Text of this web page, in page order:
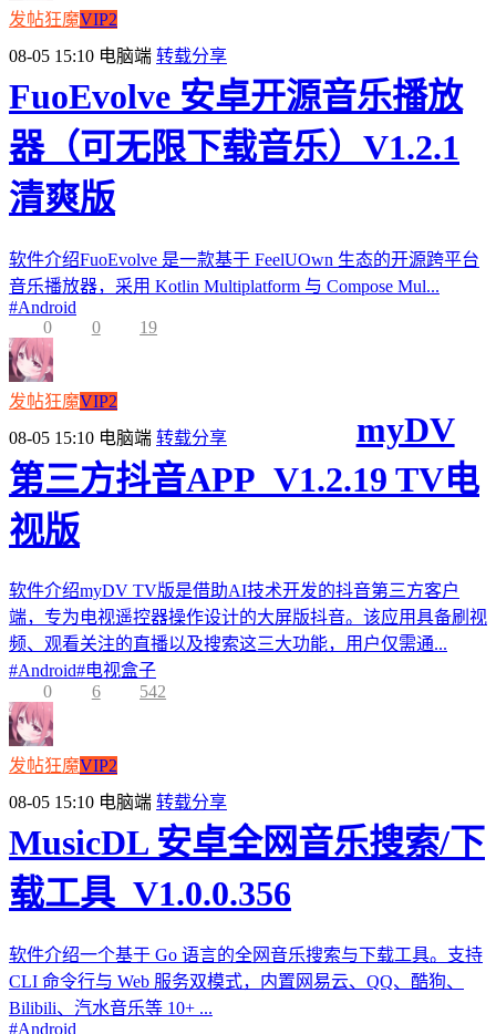
发帖狂魔VIP2
08-05 15:10 电脑端 转载分享
FuoEvolve 安卓开源音乐播放
器（可无限下载音乐）V1.2.1
清爽版
软件介绍FuoEvolve 是一款基于 FeelUOwn 生态的开源跨平台
音乐播放器，采用 Kotlin Multiplatform 与 Compose Mul...
#Android
0
0 19
发帖狂魔VIP2
08-05 15:10 电脑端 转载分享
myDV
第三方抖音APP_V1.2.19 TV电
视版
软件介绍myDV TV版是借助AI技术开发的抖音第三方客户
端，专为电视遥控器操作设计的大屏版抖音。该应用具备刷视
频、观看关注的直播以及搜索这三大功能，用户仅需通...
#Android#电视盒子
0
6 542
发帖狂魔VIP2
08-05 15:10 电脑端 转载分享
MusicDL 安卓全网音乐搜索/下
载工具_V1.0.0.356
软件介绍一个基于 Go 语言的全网音乐搜索与下载工具。支持
CLI 命令行与 Web 服务双模式，内置网易云、QQ、酷狗、
Bilibili、汽水音乐等 10+ ...
#Android